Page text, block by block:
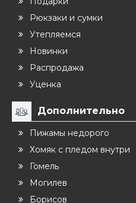
Рюкзаки и сумки
Утепляемся
Новинки
Распродажа
Уценка
Дополнительно
Пижамы недорого
Хомяк с пледом внутри
Гомель
Могилев
Борисов